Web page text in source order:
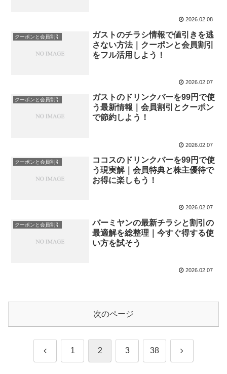
2026.02.08
クーポンと会員割引
ガストのチラシ情報で値引きを逃
さない方法｜クーポンと会員割引
をフル活用しよう！
2026.02.07
クーポンと会員割引
ガストのドリンクバーを99円で使
う最新情報｜会員割引とクーポン
で節約しよう！
2026.02.07
クーポンと会員割引
ココスのドリンクバーを99円で使
う現実解｜会員特典と株主優待で
お得に楽しもう！
2026.02.07
クーポンと会員割引
バーミヤンの最新チラシと割引の
最適解を総整理｜今すぐ得する使
い方を試そう
2026.02.07
次のページ
前 1 2 3 38 次